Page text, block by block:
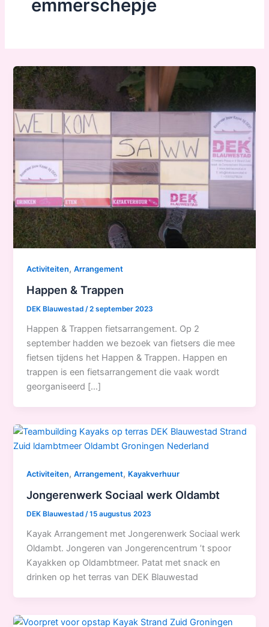
emmerschepje
Activiteiten,Arrangement
Happen & Trappen
DEK Blauwestad/2 september 2023
Happen & Trappen fietsarrangement. Op 2
september hadden we bezoek van fietsers die mee
fietsen tijdens het Happen & Trappen. Happen en
trappen is een fietsarrangement die vaak wordt
georganiseerd […]
Activiteiten,Arrangement, Kayakverhuur
Jongerenwerk Sociaal werk Oldambt
DEK Blauwestad/15 augustus 2023
Kayak Arrangement met Jongerenwerk Sociaal werk
Oldambt. Jongeren van Jongerencentrum ’t spoor
Kayakken op Oldambtmeer. Patat met snack en
drinken op het terras van DEK Blauwestad